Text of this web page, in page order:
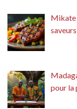
Mikate
pour la